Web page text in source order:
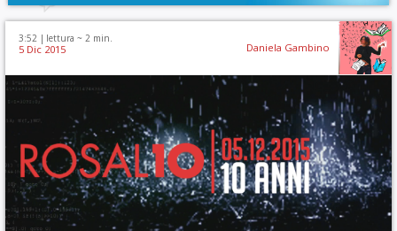
3:52 | lettura ~ 2 min.
5 Dic 2015 Daniela Gambino